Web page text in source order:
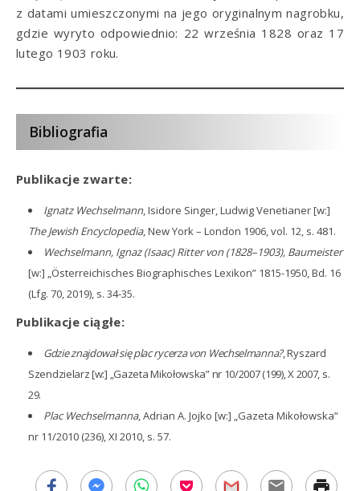
z datami umieszczonymi na jego oryginalnym nagrobku,
gdzie wyryto odpowiednio: 22 września 1828 oraz 17
lutego 1903 roku.
Bibliografia
Publikacje zwarte:
Ignatz Wechselmann , Isidore Singer, Ludwig Venetianer [w:]
The Jewish Encyclopedia, New York – London 1906, vol. 12, s. 481.
Wechselmann, Ignaz (Isaac) Ritter von (1828–1903), Baumeister
[w:] „Österreichisches Biographisches Lexikon” 1815-1950, Bd. 16
(Lfg. 70, 2019), s. 34-35.
Publikacje ciągłe:
Gdzie znajdował się plac rycerza von Wechselmanna?, Ryszard
Szendzielarz [w:] „Gazeta Mikołowska” nr 10/2007 (199), X 2007, s.
29.
Plac Wechselmanna, Adrian A. Jojko [w:] „Gazeta Mikołowska”
nr 11/2010 (236), XI 2010, s. 57.